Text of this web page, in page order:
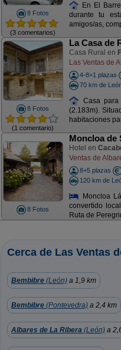
8 Fotos
(3 comentarios)
En El
durante tu
amigos/as,
8 Fotos
(1 comentario)
La Casa de
Casa Rural en
Las Ventas de
4-8+1 plazas
70 km de
Casa
(2.183m).
habitaciones
8 Fotos
Moncloa de
Hotel en
Ventas de
8+5 plazas
120 km de
Moncloa
convertido
Ruta de
Cerca de Las Ventas
Bembibre (León) a 1,9 km
Bembibre (Pontevedra) a 2,4 km
Albares de La Ribera (León) a